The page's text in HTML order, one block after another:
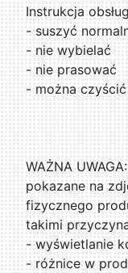
Instrukcja
- suszyć
- nie wybielać
- nie prasować
- można
WAŻNA
pokazane na
fizycznego
takimi
- wyświetlanie
- różnice w